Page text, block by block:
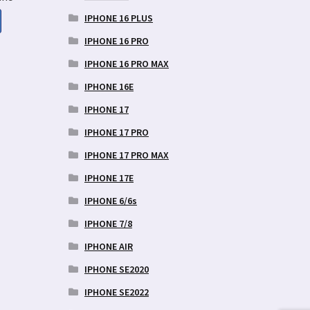
IPHONE 16 PLUS
IPHONE 16 PRO
IPHONE 16 PRO MAX
IPHONE 16E
IPHONE 17
IPHONE 17 PRO
IPHONE 17 PRO MAX
IPHONE 17E
IPHONE 6/6s
IPHONE 7/8
IPHONE AIR
IPHONE SE2020
IPHONE SE2022